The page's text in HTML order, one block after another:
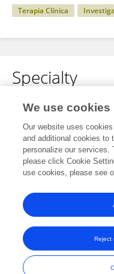
Terapia Clínica
Specialty
No content to display.
Other
0009-0005-5053-3600
Frontiers In and Loop are
© Copyright 2007-2026
We use cookies
Our website uses
and additional cookies to
personalize our services.
please click Cookie
use cookies, please see
Reject